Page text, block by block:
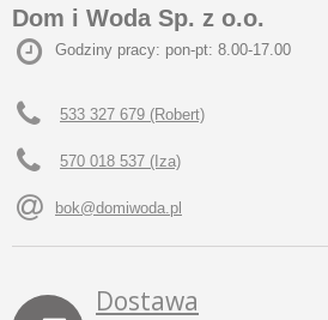
Dom i Woda Sp. z o.o.
Godziny pracy: pon-pt: 8.00-17.00
533 327 679 (Robert)
570 018 537 (Iza)
bok@domiwoda.pl
Dostawa